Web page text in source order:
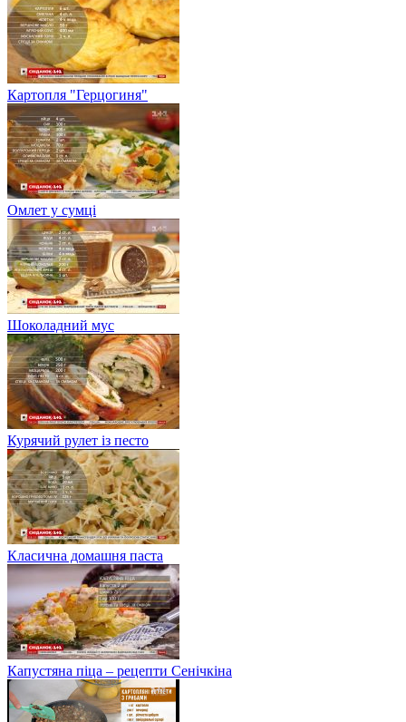
Картопля "Герцогиня"
Омлет у сумці
Шоколадний мус
Курячий рулет із песто
Класична домашня паста
Капустяна піца – рецепти Сенічкіна